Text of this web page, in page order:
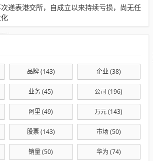
递表港交所，自成立以来持续亏损，尚无任
品牌(143) 企业(38)
业务(45) 公司 (196)
阿里 (49) 万元(143)
股票(143) 市场(50)
销量(50) 华为 (74)